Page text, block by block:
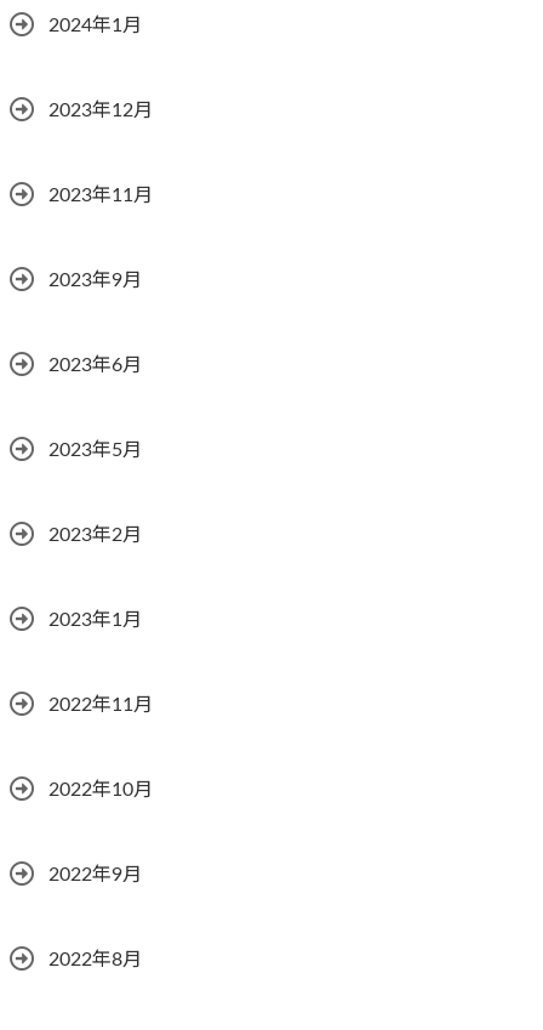
2024年1月
2023年12月
2023年11月
2023年9月
2023年6月
2023年5月
2023年2月
2023年1月
2022年11月
2022年10月
2022年9月
2022年8月